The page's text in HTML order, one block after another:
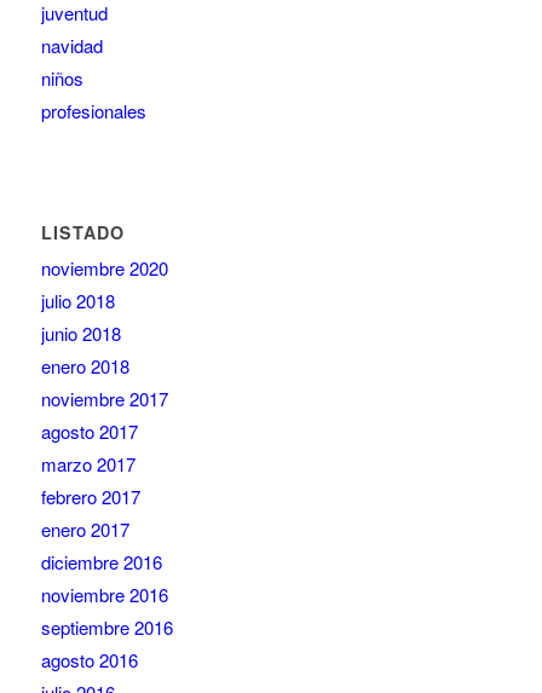
juventud
navidad
niños
profesionales
LISTADO
noviembre 2020
julio 2018
junio 2018
enero 2018
noviembre 2017
agosto 2017
marzo 2017
febrero 2017
enero 2017
diciembre 2016
noviembre 2016
septiembre 2016
agosto 2016